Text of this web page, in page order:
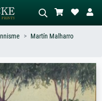
Décrivez la scène – ex. prairie verte,
abstrait avec beaucoup de rouge,
tableau sombre, nu debout près d'un
Martín Malharro